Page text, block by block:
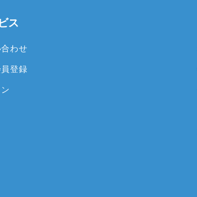
ス
わせ
登録